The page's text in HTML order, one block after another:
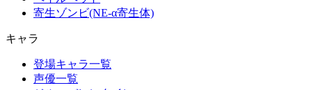
寄生ゾンビ(NE-α寄生体)
キャラ
登場キャラ一覧
声優一覧